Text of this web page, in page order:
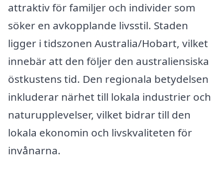
attraktiv för familjer och individer som
söker en avkopplande livsstil. Staden
ligger i tidszonen Australia/Hobart, vilket
innebär att den följer den australiensiska
östkustens tid. Den regionala betydelsen
inkluderar närhet till lokala industrier och
naturupplevelser, vilket bidrar till den
lokala ekonomin och livskvaliteten för
invånarna.